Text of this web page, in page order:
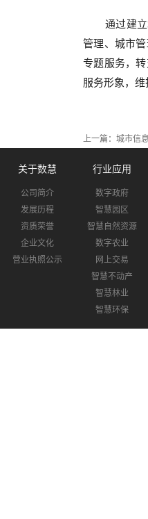
通过建立
管理、城市
专题服务，
服务形象，维
上一篇： 城市信
关于数慧
公司简介
发展历程
资质荣誉
企业文化
营业执照公示
行业应用
数字政府
智慧园区
智慧自然资源
数字农业
网上交易
智慧不动产
智慧林业
智慧环保